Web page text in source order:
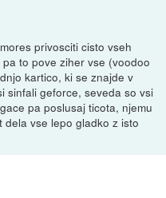
privosciti cisto vseh
to pove ziher vse (voodoo
kartico, ki se znajde v
sinfali geforce, seveda so vsi
pa poslusaj ticota, njemu
vse lepo gladko z isto